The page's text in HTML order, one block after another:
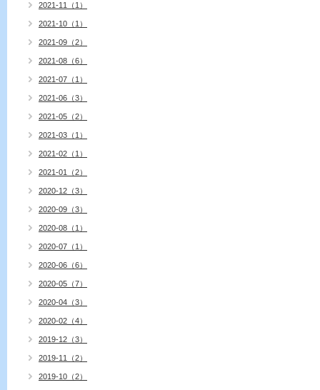
2021-11（1）
2021-10（1）
2021-09（2）
2021-08（6）
2021-07（1）
2021-06（3）
2021-05（2）
2021-03（1）
2021-02（1）
2021-01（2）
2020-12（3）
2020-09（3）
2020-08（1）
2020-07（1）
2020-06（6）
2020-05（7）
2020-04（3）
2020-02（4）
2019-12（3）
2019-11（2）
2019-10（2）